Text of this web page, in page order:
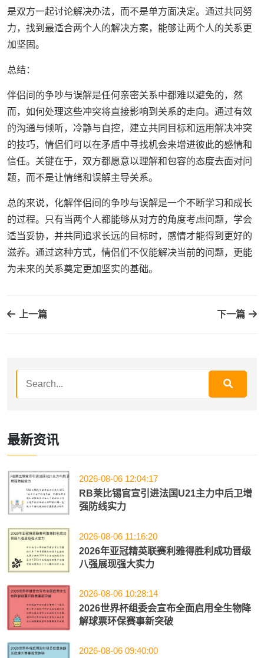
是双方一起讨论解决办法，而不是单方面决定。通过共同努
力，找到最适合两个人的解决方案，能够让两个人的关系更
加坚固。
总结：
伴侣间的争吵与误解是任何亲密关系中都难以避免的，然
而，如何处理这些冲突将直接影响到关系的走向。通过有效
的沟通与倾听，冷静与自控，建立共同目标和运用解决冲突
的技巧，情侣们可以在矛盾中寻找机会来增进彼此的感情和
信任。关键在于，双方都愿意以理解和包容的态度去面对问
题，而不是让情绪和误解主导关系。
总的来说，化解伴侣间的争吵与误解是一个不断学习和成长
的过程。只有当两个人都能够从对方的角度考虑问题，学会
适当妥协，并共同追求长远的目标时，感情才能得到更好的
滋养。通过这种方式，情侣们不仅能解决当前的问题，更能
为未来的关系奠定更加坚实的基础。
上一篇 下一篇
最新资讯
2026-08-06 12:04:17
RB莱比锡官宣引进法国U21主力中后卫增
强防线实力
2026-08-06 11:16:20
2026年亚冠精英联赛利雅得胜利成功晋级
八强展现强大实力
2026-08-06 10:28:14
2026世界杯组委会宣布全面启用全生物降
解球票环保赛事新突破
2026-08-06 09:40:00